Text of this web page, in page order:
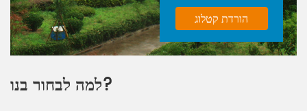
הורדת קטלוג
למה לבחור בנו?